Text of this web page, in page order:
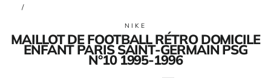
/
NIKE
MAILLOT DE FOOTBALL RÉTRO DOMICILE
ENFANT PARIS SAINT-GERMAIN PSG
N°10 1995-1996